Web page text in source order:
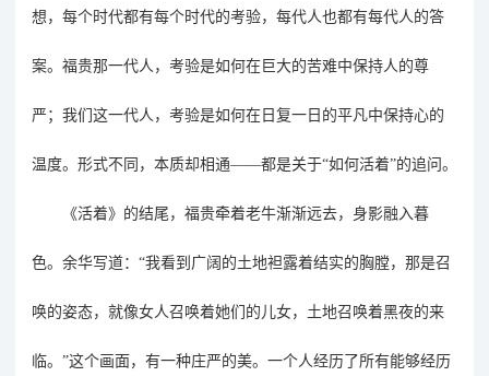
想，每个时代都有每个时代的考验，每代人也都有每代人的答
案。福贵那一代人，考验是如何在巨大的苦难中保持人的尊
严；我们这一代人，考验是如何在日复一日的平凡中保持心的
温度。形式不同，本质却相通——都是关于“如何活着”的追问。
《活着》的结尾，福贵牵着老牛渐渐远去，身影融入暮
色。余华写道： “我看到广阔的土地袒露着结实的胸膛，那是召
唤的姿态，就像女人召唤着她们的儿女，土地召唤着黑夜的来
临。”这个画面，有一种庄严的美。一个人经历了所有能够经历